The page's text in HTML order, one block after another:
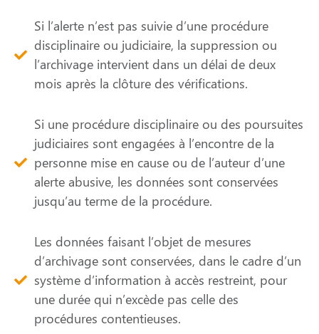
Si l’alerte n’est pas suivie d’une procédure
disciplinaire ou judiciaire, la suppression ou
l’archivage intervient dans un délai de deux
mois après la clôture des vérifications.
Si une procédure disciplinaire ou des poursuites
judiciaires sont engagées à l’encontre de la
personne mise en cause ou de l’auteur d’une
alerte abusive, les données sont conservées
jusqu’au terme de la procédure.
Les données faisant l’objet de mesures
d’archivage sont conservées, dans le cadre d’un
système d’information à accès restreint, pour
une durée qui n’excède pas celle des
procédures contentieuses.